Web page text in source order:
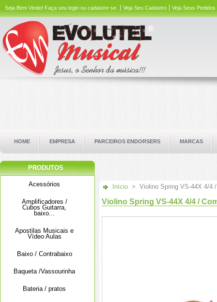
Seja Bem Vindo! Faça seu login ou cadastre-se. Veja Seu Cadastro Veja Seus Pedidos
HOME EMPRESA PARCEIROS ENDORSERS MARCAS
PRODUTOS
Acessórios
Amplificadores /
Cubos Guitarra,
baixo...
Apostilas Musicais e
Vídeo Aulas
Baixo / Contrabaixo
Baqueta /Vassourinha
Bateria / pratos
Início > Violino Spring VS-44X 4/4
Violino Spring VS-44X 4/4 /